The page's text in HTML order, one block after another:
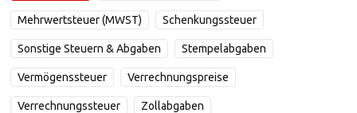
Mehrwertsteuer (MWST) Schenkungssteuer
Sonstige Steuern & Abgaben Stempelabgaben
Vermögenssteuer Verrechnungspreise
Verrechnungssteuer Zollabgaben